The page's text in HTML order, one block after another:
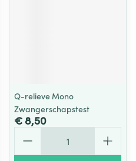
Q-relieve Mono
Zwangerschapstest
€ 8,50